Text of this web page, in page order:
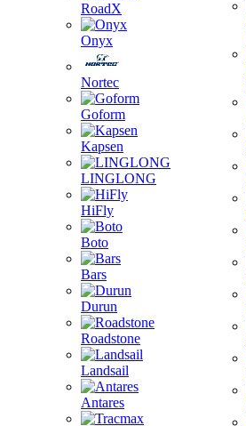
RoadX
Onyx
Nortec
Goform
Kapsen
LINGLONG
HiFly
Boto
Bars
Durun
Roadstone
Landsail
Antares